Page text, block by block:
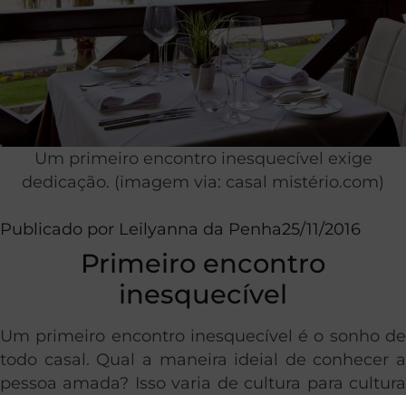
Um primeiro encontro inesquecível exige
dedicação. (imagem via: casal mistério.com)
Publicado por Leilyanna da Penha25/11/2016
Primeiro encontro
inesquecível
Um primeiro encontro inesquecível é o sonho de
todo casal. Qual a maneira ideial de conhecer a
pessoa amada? Isso varia de cultura para cultura